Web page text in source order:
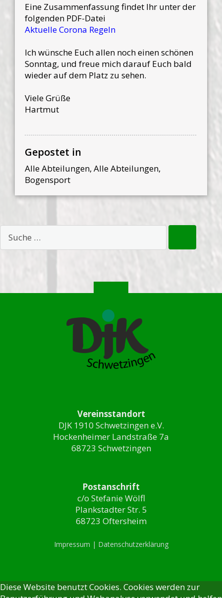
Eine Zusammenfassung findet Ihr unter der
folgenden PDF-Datei
Aktuelle Corona Regeln
Ich wünsche Euch allen noch einen schönen
Sonntag, und freue mich darauf Euch bald
wieder auf dem Platz zu sehen.
Viele Grüße
Hartmut
Gepostet in
Alle Abteilungen, Alle Abteilungen,
Bogensport
Vereinsstandort
DJK 1910 Schwetzingen e.V.
Hockenheimer Landstraße 7a
68723 Schwetzingen
Postanschrift
c/o Stefanie Wölfl
Plankstadter Str. 5
68723 Oftersheim
Impressum | Datenschutzerklärung
Diese Website benutzt Cookies. Cookies werden zur